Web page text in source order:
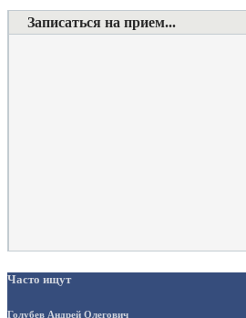
Записаться на прием...
Часто ищут
Голубев Андрей Олегович